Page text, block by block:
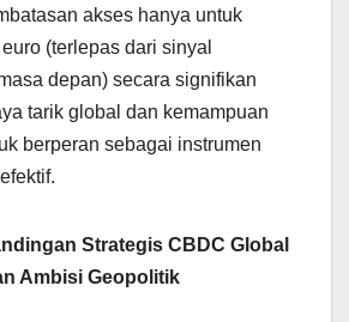
akses hanya untuk
(terlepas dari sinyal
depan) secara signifikan
tarik global dan kemampuan
berperan sebagai instrumen
Strategis CBDC Global
Ambisi Geopolitik